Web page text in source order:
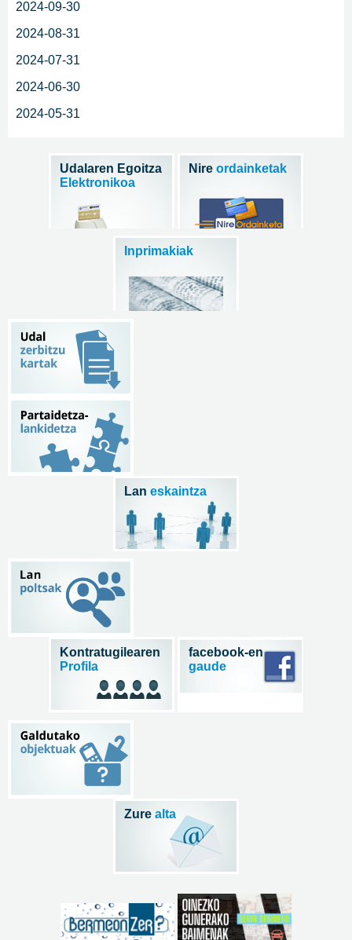
2024-09-30
2024-08-31
2024-07-31
2024-06-30
2024-05-31
Udalaren Egoitza
Elektronikoa
Nire ordainketak
Inprimakiak
Lan eskaintza
Kontratugilearen
Profila
facebook-en
gaude
Zure alta